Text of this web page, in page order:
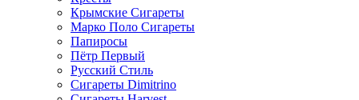
Крымские Сигареты
Марко Поло Сигареты
Папиросы
Пётр Первый
Русский Стиль
Сигареты Dimitrino